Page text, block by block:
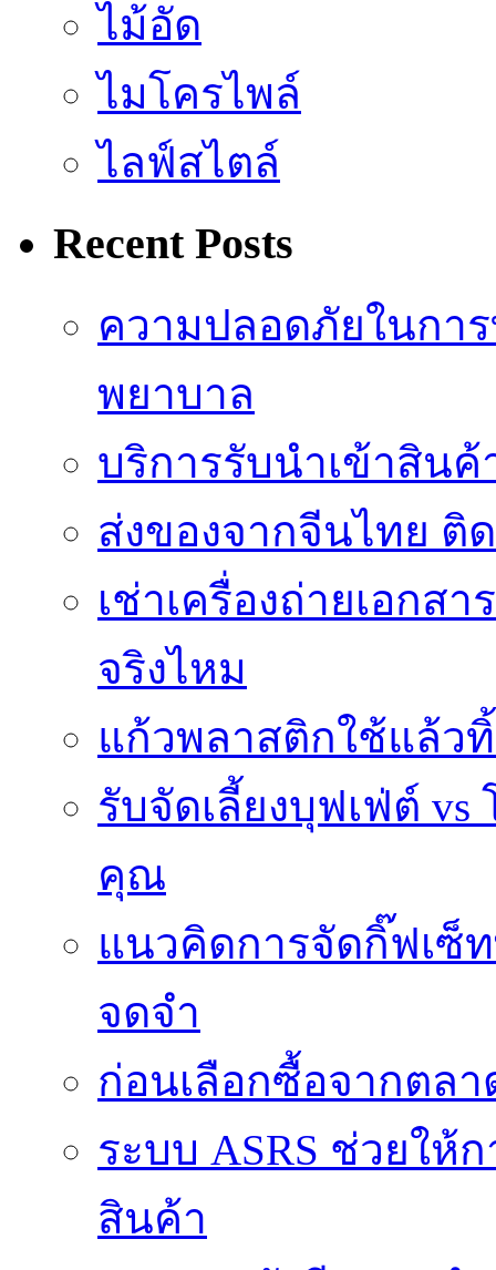
ไม้อัด
ไมโครไพล์
ไลฟ์สไตล์
Recent Posts
ความปลอดภัยในกา
พยาบาล
บริการรับนำเข้าสิน
ส่งของจากจีนไทย ติ
เช่าเครื่องถ่ายเอกส
จริงไหม
แก้วพลาสติกใช้แล้ว
รับจัดเลี้ยงบุฟเฟ่ต์
คุณ
แนวคิดการจัดกิ๊ฟเซ็
จดจำ
ก่อนเลือกซื้อจากตล
ระบบ ASRS ช่วยให้
สินค้า